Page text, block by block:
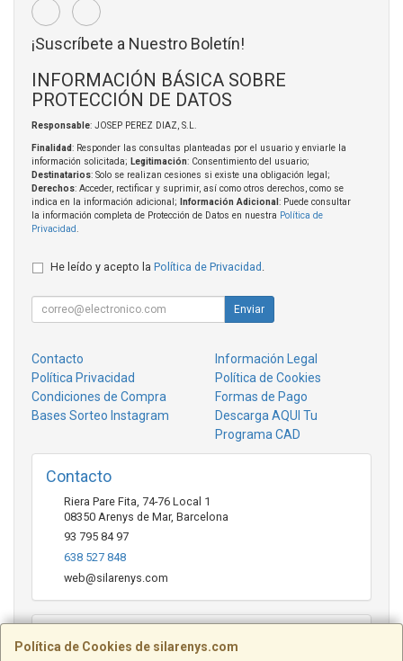
Política de Cookies de silarenys.com
¡Suscríbete a Nuestro Boletín!
INFORMACIÓN BÁSICA SOBRE
PROTECCIÓN DE DATOS
Responsable: JOSEP PEREZ DIAZ, S.L.
Finalidad: Responder las consultas planteadas por el usuario y enviarle la
información solicitada; Legitimación: Consentimiento del usuario;
Destinatarios: Solo se realizan cesiones si existe una obligación legal;
Derechos: Acceder, rectificar y suprimir, así como otros derechos, como se
indica en la información adicional;
Información Adicional : Puede consultar
la información completa de Protección de Datos en nuestra Política de
Privacidad
He leído y acepto la Política de Privacidad
Enviar
Contacto
Información Legal
Política Privacidad
Política de Cookies
Condiciones de Compra
Formas de Pago
Bases Sorteo Instagram
Descarga AQUI Tu
Programa CAD
Contacto
Riera Pare Fita, 74-76 Local 1
08350 Arenys de Mar, Barcelona
93 795 84 97
638 527 848
web@silarenys.com
Horario